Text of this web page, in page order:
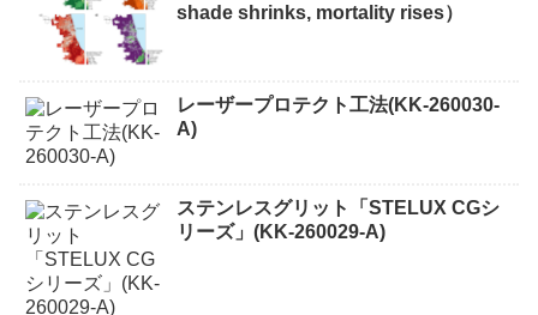
shade shrinks, mortality rises）
レーザープロテクト⼯法(KK-260030-
A)
ステンレスグリット「STELUX CGシ
リーズ」(KK-260029-A)